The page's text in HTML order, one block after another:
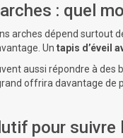
: quel
arches dépend
Un tapis d’éveil
aussi répondre à des
offrira davantage
pour suivre